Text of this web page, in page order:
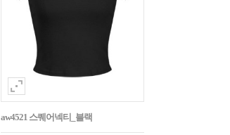
aw4521 스퀘어넥티_블랙